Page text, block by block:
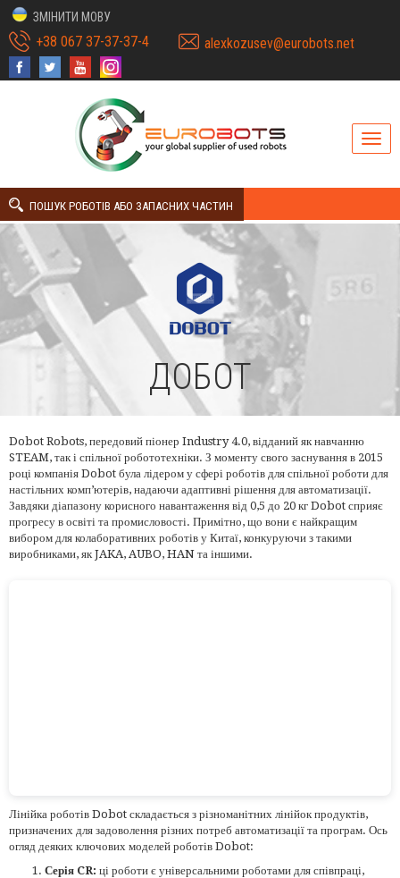
ЗМІНИТИ МОВУ
+38 067 37-37-37-4 alexkozusev@eurobots.net
ПОШУК РОБОТІВ АБО ЗАПАСНИХ ЧАСТИН
ДОБОТ
Dobot Robots, передовий піонер Industry 4.0, відданий як навчанню
STEAM, так і спільної робототехніки. З моменту свого заснування в 2015
році компанія Dobot була лідером у сфері роботів для спільної роботи для
настільних комп’ютерів, надаючи адаптивні рішення для автоматизації.
Завдяки діапазону корисного навантаження від 0,5 до 20 кг Dobot сприяє
прогресу в освіті та промисловості. Примітно, що вони є найкращим
вибором для колаборативних роботів у Китаї, конкуруючи з такими
виробниками, як JAKA, AUBO, HAN та іншими.
Лінійка роботів Dobot складається з різноманітних лінійок продуктів,
призначених для задоволення різних потреб автоматизації та програм. Ось
огляд деяких ключових моделей роботів Dobot:
Серія CR: ці роботи є універсальними роботами для співпраці,